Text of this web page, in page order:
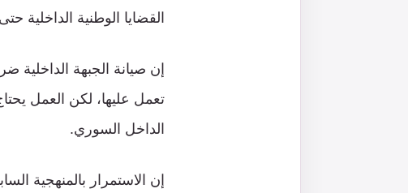
القضايا الوطنية الداخلية
إن صيانة الجبهة
تعمل عليها، لكن العمل
الداخل السوري.
إن الاستمرار بالمنهجية